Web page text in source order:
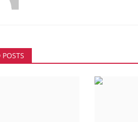
POSTS
खत्म नहीं हुआ काेरोना:10 कोरोना